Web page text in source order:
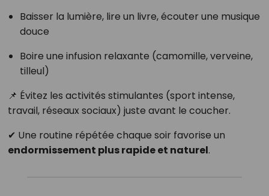
Baisser la lumière, lire un livre, écouter une musique
douce
Boire une infusion relaxante (camomille, verveine,
tilleul)
📌 Évitez les activités stimulantes (sport intense,
travail, réseaux sociaux) juste avant le coucher.
✔ Une routine répétée chaque soir favorise un
endormissement plus rapide et naturel.